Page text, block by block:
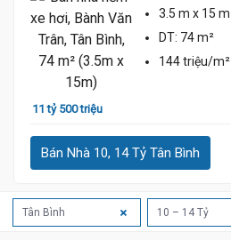
11 tỷ 500 triệu
3.5 m x 15 m
DT: 74 m²
144 triệu/m²
Bán Nhà 10, 14 Tỷ Tân Bình
Tân Bình 10 – 14 Tỷ